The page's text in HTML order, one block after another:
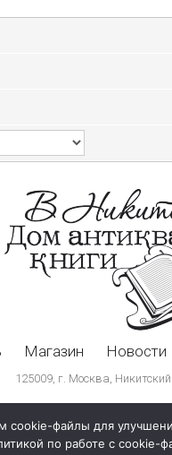
Магазин Новости
125009, г. Москва,
cookie-файлы для
по работе с